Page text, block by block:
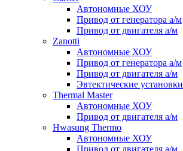
Автономные ХОУ
Привод от генератора а/м
Привод от двигателя а/м
Zanotti
Автономные ХОУ
Привод от генератора а/м
Привод от двигателя а/м
Эвтектические установки
Thermal Master
Автономные ХОУ
Привод от двигателя а/м
Hwasung Thermo
Автономные ХОУ